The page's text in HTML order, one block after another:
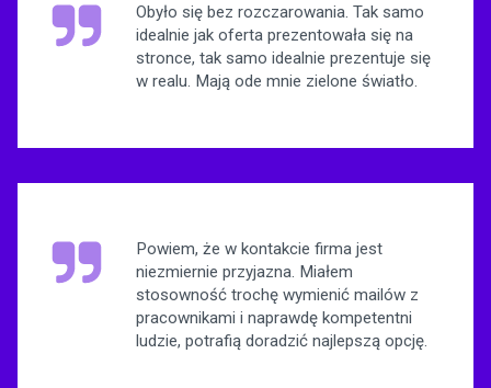
Obyło się bez rozczarowania. Tak samo
idealnie jak oferta prezentowała się na
stronce, tak samo idealnie prezentuje się
w realu. Mają ode mnie zielone światło.
Powiem, że w kontakcie firma jest
niezmiernie przyjazna. Miałem
stosowność trochę wymienić mailów z
pracownikami i naprawdę kompetentni
ludzie, potrafią doradzić najlepszą opcję.